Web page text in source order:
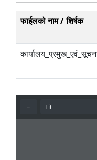
फाईलको नाम / शिर्षक